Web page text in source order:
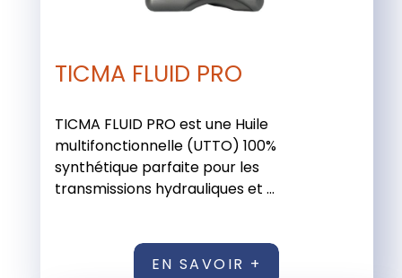
TICMA FLUID PRO
TICMA FLUID PRO est une Huile
multifonctionnelle (UTTO) 100%
synthétique parfaite pour les
transmissions hydrauliques et ...
EN SAVOIR +